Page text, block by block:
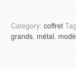
Category:coffret
grands, métal,